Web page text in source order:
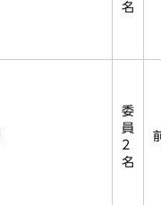
名
委
員
2
名